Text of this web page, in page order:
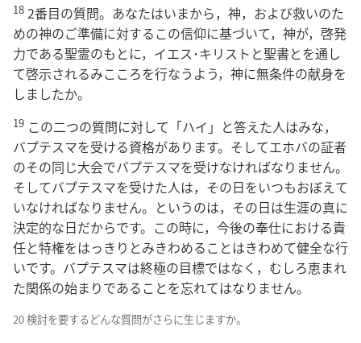
18 2番目の質問。あなたはいまから，神，および救いのた
めの神のご準備に対するこの信仰に基づいて，神が，啓発
力である聖霊のもとに，イエス･キリストと聖書とを通し
て啓示されるみこころを行なうよう，神に無条件の献身を
しましたか。
19 この二つの質問に対して「ハイ」と答えた人はみな，
バプテスマを受ける資格があります。そしてエホバの証者
のその同じ大会でバプテスマを受けなければなりません。
そしてバプテスマを受けた人は，その日をいつもおぼえて
いなければなりません。というのは，その日は生涯の真に
決定的な日だからです。この時に，今後の奉仕における責
任と特権をはっきりとみきわめることはきわめて健全な行
いです。バプテスマは終極の目標ではなく，むしろ恵まれ
た関係の始まりであることを忘れてはなりません。
20 検討を要するどんな質問がさらに生じますか。